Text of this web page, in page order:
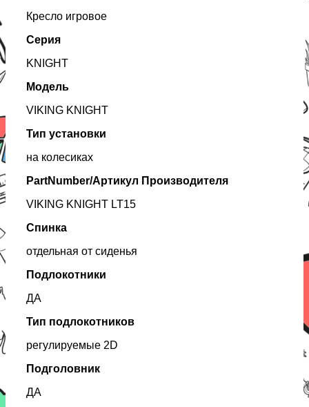
Кресло игровое
Серия
KNIGHT
Модель
VIKING KNIGHT
Тип установки
на колесиках
PartNumber/Артикул Производителя
VIKING KNIGHT LT15
Спинка
отдельная от сиденья
Подлокотники
ДА
Тип подлокотников
регулируемые 2D
Подголовник
ДА